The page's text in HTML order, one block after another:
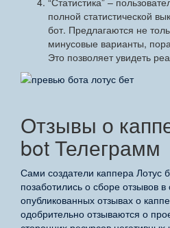
полной статистической
бот. Предлагаются не
минусовые варианты,
Это позволяет увидеть
Отзывы о
bot Телеграмм
Сами создатели каппера Лотус
позаботились о сборе отзывов
опубликованных отзывах о
одобрительно отзываются о